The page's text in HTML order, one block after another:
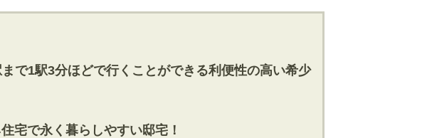
で1駅3分ほどで行くことができる利便性の高い希少
宅で永く暮らしやすい邸宅！